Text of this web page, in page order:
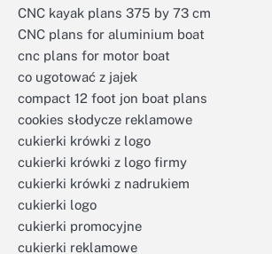
CNC kayak plans 375 by 73 cm
CNC plans for aluminium boat
cnc plans for motor boat
co ugotować z jajek
compact 12 foot jon boat plans
cookies słodycze reklamowe
cukierki krówki z logo
cukierki krówki z logo firmy
cukierki krówki z nadrukiem
cukierki logo
cukierki promocyjne
cukierki reklamowe